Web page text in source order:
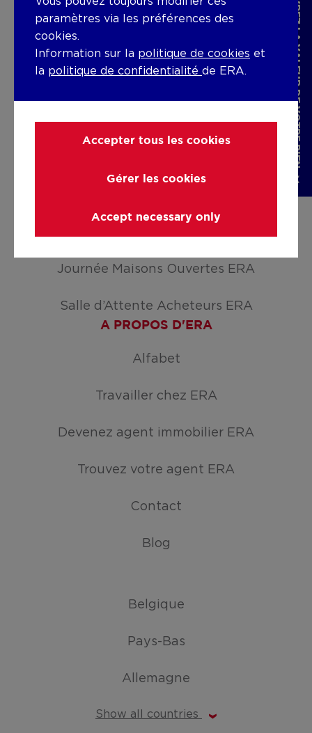
DÉCOUVREZ LA VALEUR DE VOTRE BIEN
A louer
Développer
Déménager
Journée Maisons Ouvertes ERA
Salle d’Attente Acheteurs ERA
A PROPOS D'ERA
Alfabet
Travailler chez ERA
Devenez agent immobilier ERA
Trouvez votre agent ERA
Contact
Blog
Belgique
Pays-Bas
Allemagne
Show all countries
paramètres via les préférences des
cookies.
Information sur la politique de cookies et
la politique de confidentialité de ERA.
Accepter tous les cookies
Gérer les cookies
Accept necessary only